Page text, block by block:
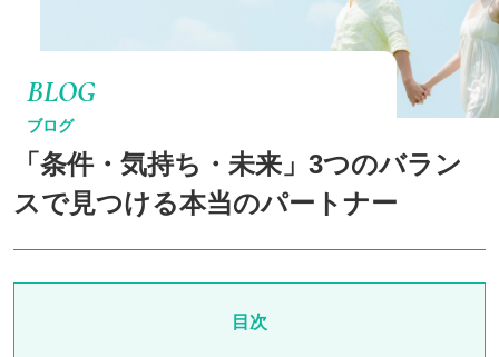
BLOG
ブログ
「条件・気持ち・未来」3つのバラン
スで見つける本当のパートナー
目次